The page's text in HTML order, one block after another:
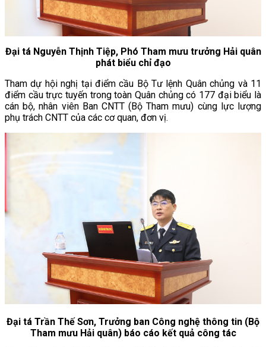
Đại tá Nguyễn Thịnh Tiệp, Phó Tham mưu trưởng Hải quân
phát biểu chỉ đạo
Tham dự hội nghị tại điểm cầu Bộ Tư lệnh Quân chủng và 11
điểm cầu trực tuyến trong toàn Quân chủng có 177 đại biểu là
cán bộ, nhân viên Ban CNTT (Bộ Tham mưu) cùng lực lượng
phụ trách CNTT của các cơ quan, đơn vị.
Đại tá Trần Thế Sơn, Trưởng ban Công nghệ thông tin (Bộ
Tham mưu Hải quân)báo cáo kết quả công tác